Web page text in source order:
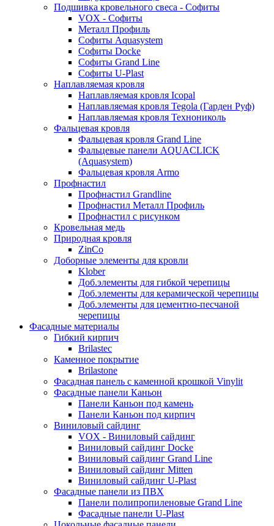
Подшивка кровельного свеса - Софиты
VOX - Софиты
Металл Профиль
Софиты Aquasystem
Софиты Docke
Софиты Grand Line
Софиты U-Plast
Наплавляемая кровля
Наплавляемая кровля Icopal
Наплавляемая кровля Tegola (Гарден Руф)
Наплавляемая кровля Технониколь
Фальцевая кровля
Фальцевая кровля Grand Line
Фальцевые панели AQUACLICK
(Aquasystem)
Фальцевая кровля Armo
Профнастил
Профнастил Grandline
Профнастил Металл Профиль
Профнастил с рисунком
Кровельная медь
Природная кровля
ZinCo
Доборные элементы для кровли
Klober
Доб.элементы для гибкой черепицы
Доб.элементы для керамической черепицы
Доб.элементы для цементно-песчаной
черепицы
Фасадные материалы
Гибкий кирпич
Brilastec
Каменное покрытие
Brilastone
Фасадная панель с каменной крошкой Vinylit
Фасадные панели Каньон
Панели Каньон под камень
Панели Каньон под кирпич
Виниловый сайдинг
VOX - Виниловый сайдинг
Виниловый сайдинг Docke
Виниловый сайдинг Grand Line
Виниловый сайдинг Mitten
Виниловый сайдинг U-Plast
Фасадные панели из ПВХ
Панели полипропиленовые Grand Line
Фасадные панели U-Plast